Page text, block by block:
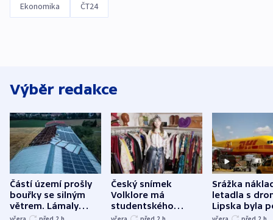
Ekonomika ČT24
Výběr redakce
Částí území prošly
bouřky se silným
větrem. Lámaly
stromy a poničily
Český snímek
Volklore má
studentského
Oscara, zabojuje o
Srážka
letadla s
Lipska byla
německého